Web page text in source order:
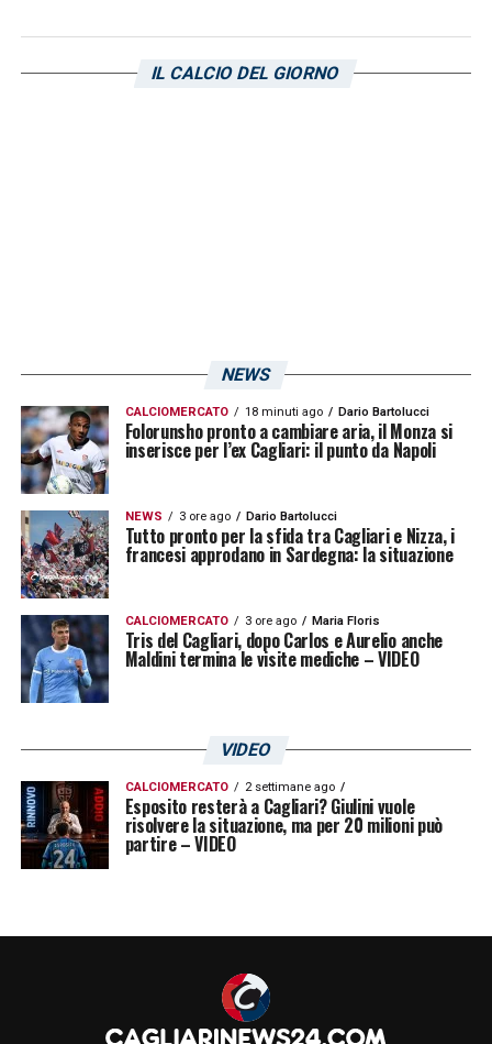
Si. La mia prospettiva era quella di formare
una squadra di ragazzi giovani ed era
LA PLAYLIST DELLE NOSTRE TOP NEWS
IL CALCIO DEL GIORNO
NEWS
CALCIOMERCATO 18 minuti ago Dario Bartolucci
Folorunsho pronto a cambiare aria, il Monza si
inserisce per l’ex Cagliari: il punto da Napoli
NEWS 3 ore ago Dario Bartolucci
Tutto pronto per la sfida tra Cagliari e Nizza, i
francesi approdano in Sardegna: la situazione
CALCIOMERCATO 3 ore ago Maria Floris
Tris del Cagliari, dopo Carlos e Aurelio anche
Maldini termina le visite mediche – VIDEO
VIDEO
CALCIOMERCATO 2 settimane ago
Esposito resterà a Cagliari? Giulini vuole
risolvere la situazione, ma per 20 milioni può
partire – VIDEO